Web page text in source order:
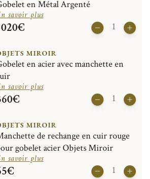
en Métal Argenté
savoir plus
020€
MIROIR
en acier avec manchette en
savoir plus
MIROIR
de rechange en cuir rouge
gobelet acier Objets Miroir
savoir plus